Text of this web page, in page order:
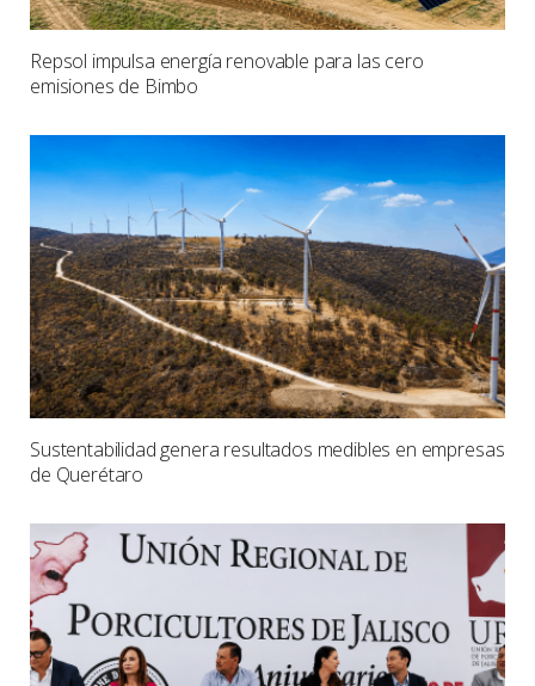
Repsol impulsa energía renovable para las cero
emisiones de Bimbo
Sustentabilidad genera resultados medibles en empresas
de Querétaro